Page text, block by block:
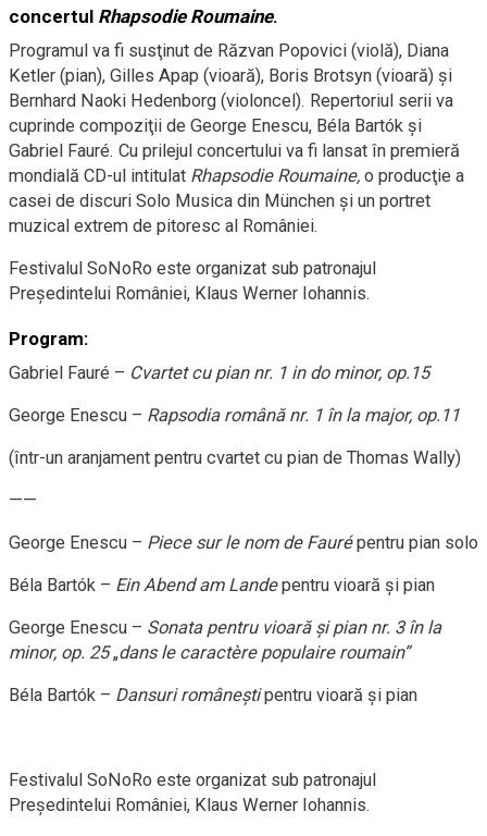
concertul Rhapsodie Roumaine.
Programul va fi susţinut de Răzvan Popovici (violă), Diana
Ketler (pian), Gilles Apap (vioară), Boris Brotsyn (vioară) şi
Bernhard Naoki Hedenborg (violoncel). Repertoriul serii va
cuprinde compoziţii de George Enescu, Béla Bartók şi
Gabriel Fauré. Cu prilejul concertului va fi lansat în premieră
mondială CD-ul intitulat Rhapsodie Roumaine, o producţie a
casei de discuri Solo Musica din München şi un portret
muzical extrem de pitoresc al României.
Festivalul SoNoRo este organizat sub patronajul
Președintelui României, Klaus Werner Iohannis.
Program:
Gabriel Fauré – Cvartet cu pian nr. 1 in do minor, op.15
George Enescu – Rapsodia română nr. 1 în la major, op.11
(într-un aranjament pentru cvartet cu pian de Thomas Wally)
——
George Enescu – Piece sur le nom de Faurépentru pian solo
Béla Bartók – Ein Abend am Landepentru vioară şi pian
George Enescu – Sonata pentru vioară şi pian nr. 3 în la
minor, op. 25„dans le caractère populaire roumain”
Béla Bartók – Dansuri româneştipentru vioară şi pian
Festivalul SoNoRo este organizat sub patronajul
Președintelui României, Klaus Werner Iohannis.